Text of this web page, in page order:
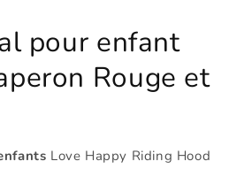
pour enfant
Rouge et
Love Happy Riding Hood